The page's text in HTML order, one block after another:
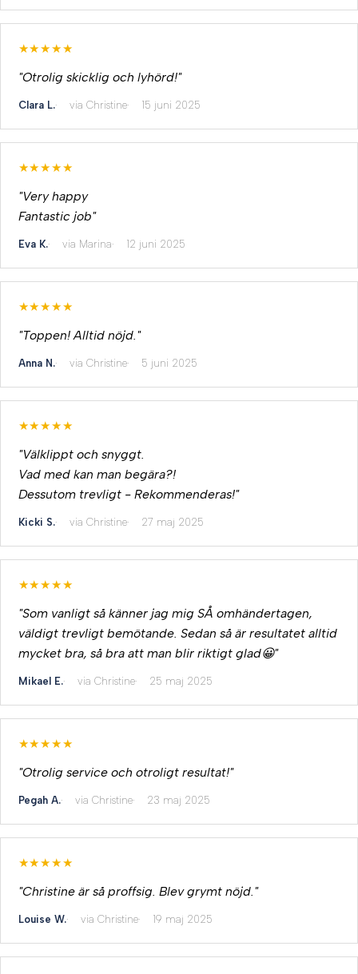
★★★★★
"Otrolig skicklig och lyhörd!"
Clara L. via Christine 15 juni 2025
★★★★★
"Very happy
Fantastic job"
Eva K. via Marina 12 juni 2025
★★★★★
"Toppen! Alltid nöjd."
Anna N. via Christine 5 juni 2025
★★★★★
"Välklippt och snyggt.
Vad med kan man begära?!
Dessutom trevligt - Rekommenderas!"
Kicki S. via Christine 27 maj 2025
★★★★★
"Som vanligt så känner jag mig SÅ omhändertagen,
väldigt trevligt bemötande. Sedan så är resultatet alltid
mycket bra, så bra att man blir riktigt glad😀"
Mikael E. via Christine 25 maj 2025
★★★★★
"Otrolig service och otroligt resultat!"
Pegah A. via Christine 23 maj 2025
★★★★★
"Christine är så proffsig. Blev grymt nöjd."
Louise W. via Christine 19 maj 2025